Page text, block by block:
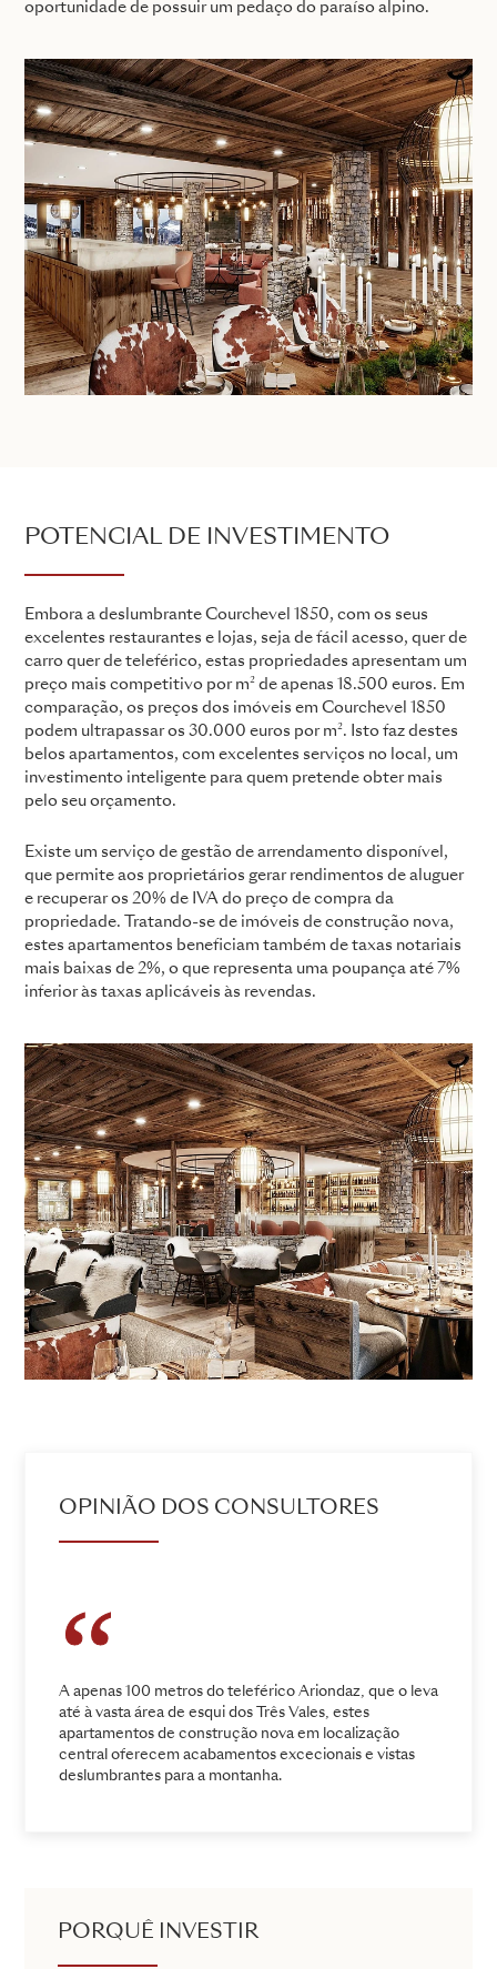
oportunidade de possuir um pedaço do paraíso alpino.
POTENCIAL DE INVESTIMENTO
Embora a deslumbrante Courchevel 1850, com os seus
excelentes restaurantes e lojas, seja de fácil acesso, quer de
carro quer de teleférico, estas propriedades apresentam um
preço mais competitivo por m² de apenas 18.500 euros. Em
comparação, os preços dos imóveis em Courchevel 1850
podem ultrapassar os 30.000 euros por m². Isto faz destes
belos apartamentos, com excelentes serviços no local, um
investimento inteligente para quem pretende obter mais
pelo seu orçamento.
Existe um serviço de gestão de arrendamento disponível,
que permite aos proprietários gerar rendimentos de aluguer
e recuperar os 20% de IVA do preço de compra da
propriedade. Tratando-se de imóveis de construção nova,
estes apartamentos beneficiam também de taxas notariais
mais baixas de 2%, o que representa uma poupança até 7%
inferior às taxas aplicáveis às revendas.
OPINIÃO DOS CONSULTORES
A apenas 100 metros do teleférico Ariondaz, que o leva
até à vasta área de esqui dos Três Vales, estes
apartamentos de construção nova em localização
central oferecem acabamentos excecionais e vistas
deslumbrantes para a montanha.
PORQUÊ INVESTIR